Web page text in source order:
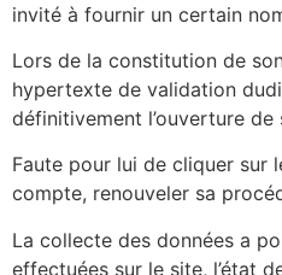
invité à fournir un certain
Lors de la constitution de
hypertexte de validation
définitivement l’ouverture de
Faute pour lui de cliquer sur
compte, renouveler sa
La collecte des données a
effectuées sur le site, l’état